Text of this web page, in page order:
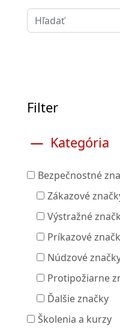
Filter
Kategória
Bezpečnostné
Zákazové
Výstražné
Príkazové
Núdzové
Protipožiarne
Ďalšie značky
Školenia a kurzy